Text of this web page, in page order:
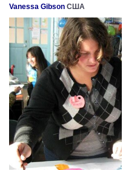
Vanessa Gibson США